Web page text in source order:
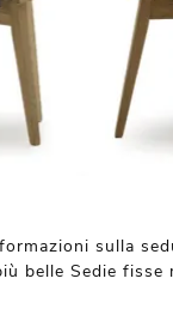
sulla
belle Sedie fisse